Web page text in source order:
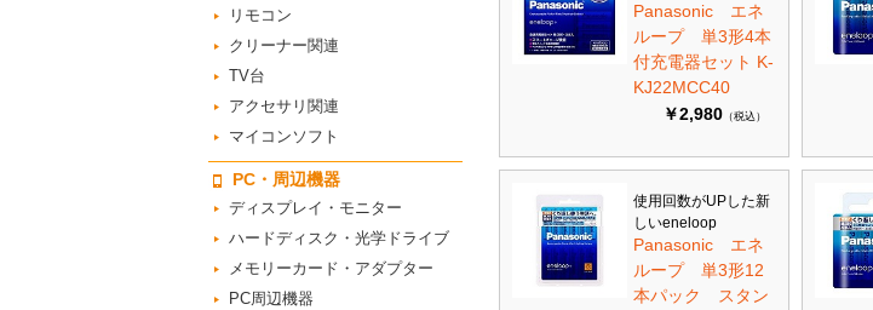
リモコン
クリーナー関連
TV台
アクセサリ関連
マイコンソフト
PC・周辺機器
ディスプレイ・モニター
ハードディスク・光学ドライブ
メモリーカード・アダプター
PC周辺機器
Panasonic エネ
ループ 単3形4本
付充電器セット K-
KJ22MCC40
￥2,980 （税込）
使用回数がUPした新
しいeneloop
Panasonic エネ
ループ 単3形12
本パック スタン